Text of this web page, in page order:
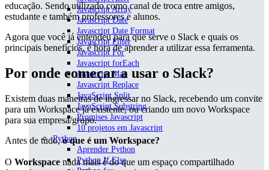
Javascript Array
Javascript Date
Javascript Date Format
Javascript Filter
Javascript For
Javascript forEach
Javascript Map
Javascript Replace
JavaScript Split
JavaScript Substring
Promises Javascript
10 projetos em Javascript
Python
Aprender Python
Python If Else
educação. Sendo utilizado como canal de troca entre amigos,
estudante e também professores e alunos.
Agora que você já entendeu para que serve o Slack e quais os
principais benefícios, é hora de aprender a utilizar essa ferramenta.
Por onde começar a usar o Slack?
Existem duas maneiras de ingressar no Slack, recebendo um convite
para um Workspace já existente, ou criando um novo Workspace
para sua empresa/grupo.
Antes de tudo,o que é um Workspace?
O Workspace nada mais é do que um espaço compartilhado